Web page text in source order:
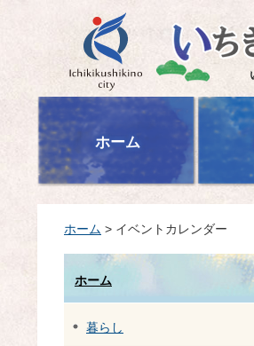
いちき串木野市
ホーム
ホーム > イベントカレンダー
ホーム
暮らし